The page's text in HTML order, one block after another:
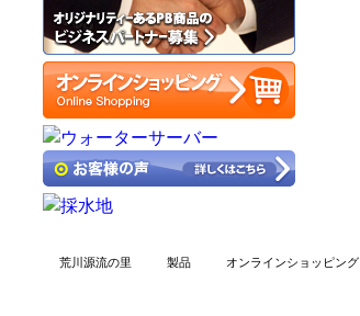
荒川源流の里 製品 オンラインショッピング